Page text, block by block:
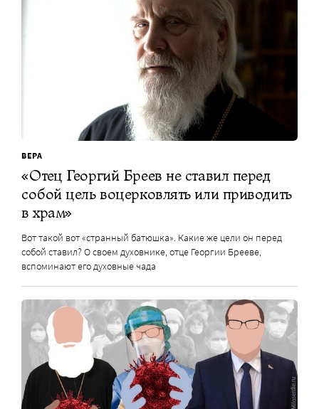
ВЕРА
«Отец Георгий Бреев не ставил перед
собой цель воцерковлять или приводить
в храм»
Вот такой вот «странный батюшка». Какие же цели он перед
собой ставил? О своем духовнике, отце Георгии Брееве,
вспоминают его духовные чада